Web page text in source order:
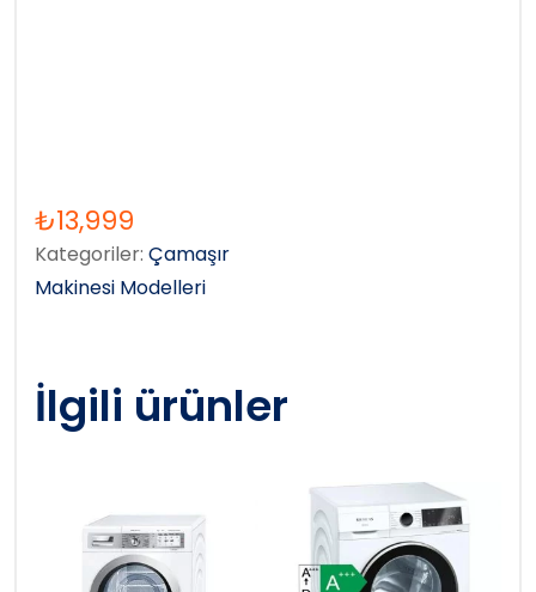
₺13,999
Kategoriler: Çamaşır
Makinesi Modelleri
İlgili ürünler